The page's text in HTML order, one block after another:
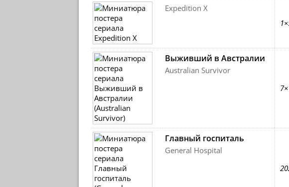
Expedition X
Выживший в Австралии
Australian Survivor
Главный госпиталь
General Hospital